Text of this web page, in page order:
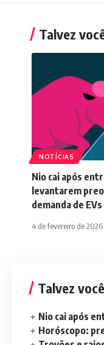
Talvez
NOTÍCIAS
Nio cai após
levantarem
demanda de
4 de fevereiro de 2026
Talvez
Nio cai após
Horóscopo: